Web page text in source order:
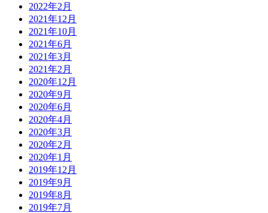
2022年2月
2021年12月
2021年10月
2021年6月
2021年3月
2021年2月
2020年12月
2020年9月
2020年6月
2020年4月
2020年3月
2020年2月
2020年1月
2019年12月
2019年9月
2019年8月
2019年7月